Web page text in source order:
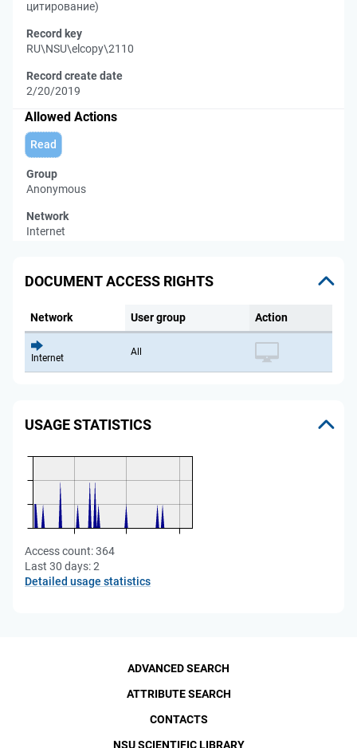
цитирование)
Record key
RU\NSU\elcopy\2110
Record create date
2/20/2019
Allowed Actions
Read
Group
Anonymous
Network
Internet
DOCUMENT ACCESS RIGHTS
Network User group Action
Internet
All
USAGE STATISTICS
Access count:364
Last 30 days:2
Detailed usage statistics
ADVANCED SEARCH
ATTRIBUTE SEARCH
CONTACTS
NSU SCIENTIFIC LIBRARY